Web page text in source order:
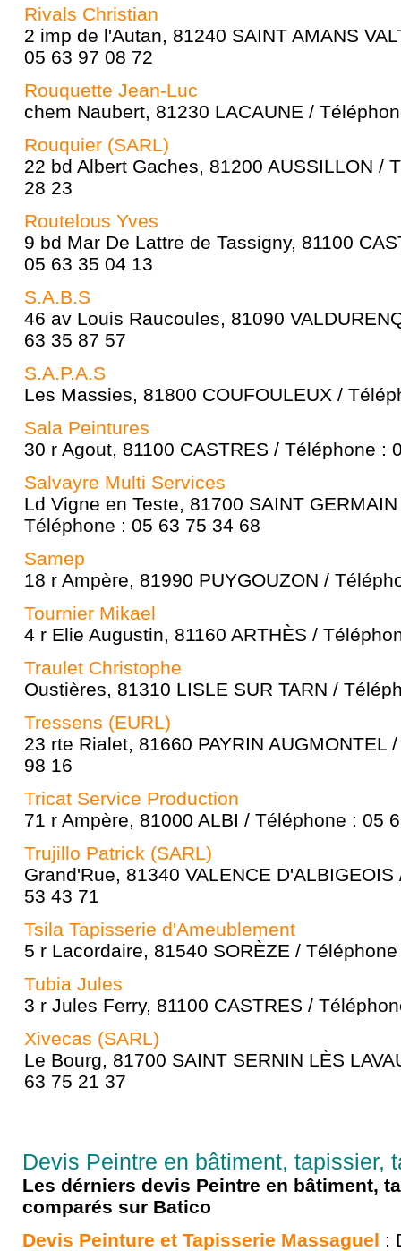
Rivals Christian
2 imp de l'Autan, 81240 SAINT AMANS
05 63 97 08 72
Rouquette Jean-Luc
chem Naubert, 81230 LACAUNE /
Rouquier (SARL)
22 bd Albert Gaches, 81200 AUSSILLON /
28 23
Routelous Yves
9 bd Mar De Lattre de Tassigny, 81100
05 63 35 04 13
S.A.B.S
46 av Louis Raucoules, 81090
63 35 87 57
S.A.P.A.S
Les Massies, 81800 COUFOULEUX /
Sala Peintures
30 r Agout, 81100 CASTRES / Téléphone :
Salvayre Multi Services
Ld Vigne en Teste, 81700 SAINT
Téléphone : 05 63 75 34 68
Samep
18 r Ampère, 81990 PUYGOUZON /
Tournier Mikael
4 r Elie Augustin, 81160 ARTHÈS /
Traulet Christophe
Oustières, 81310 LISLE SUR TARN /
Tressens (EURL)
23 rte Rialet, 81660 PAYRIN AUGMONTEL
98 16
Tricat Service Production
71 r Ampère, 81000 ALBI / Téléphone : 05
Trujillo Patrick (SARL)
Grand'Rue, 81340 VALENCE
53 43 71
Tsila Tapisserie d'Ameublement
5 r Lacordaire, 81540 SORÈZE /
Tubia Jules
3 r Jules Ferry, 81100 CASTRES /
Xivecas (SARL)
Le Bourg, 81700 SAINT SERNIN LÈS
63 75 21 37
Devis Peintre en bâtiment, tapissier,
Les dérniers devis Peintre en bâtiment,
comparés sur Batico
Devis Peinture et Tapisserie Massaguel :